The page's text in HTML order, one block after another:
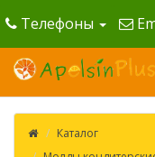
Телефоны
Каталог